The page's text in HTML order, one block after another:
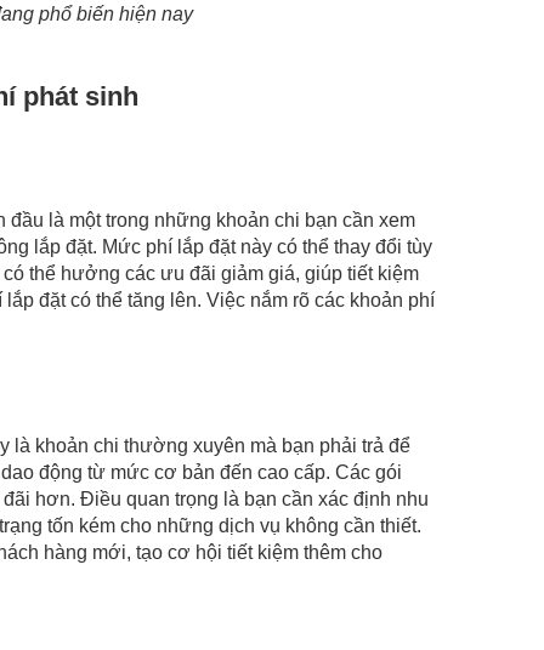
phổ biến hiện nay
phát sinh
đầu là một trong những khoản chi bạn cần xem
lắp đặt. Mức phí lắp đặt này có thể thay đổi tùy
thể hưởng các ưu đãi giảm giá, giúp tiết kiệm
đặt có thể tăng lên. Việc nắm rõ các khoản phí
là khoản chi thường xuyên mà bạn phải trả để
động từ mức cơ bản đến cao cấp. Các gói
hơn. Điều quan trọng là bạn cần xác định nhu
tốn kém cho những dịch vụ không cần thiết.
hàng mới, tạo cơ hội tiết kiệm thêm cho